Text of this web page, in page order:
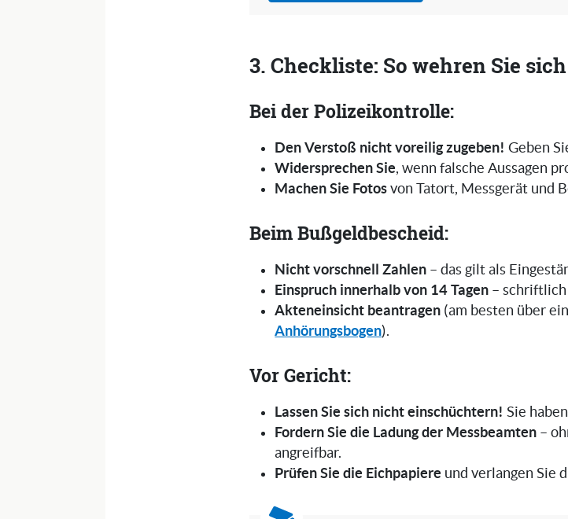
3. Checkliste: So wehren Sie
Bei der Polizeikontrolle:
Den Verstoß nicht voreilig zugeben! Geben
Widersprechen Sie, wenn falsche Aussagen
Machen Sie Fotos von Tatort, Messgerät und
Beim Bußgeldbescheid:
Nicht vorschnell Zahlen – das gilt als
Einspruch innerhalb von 14 Tagen – schriftlich
Akteneinsicht beantragen (am besten über
Anhörungsbogen).
Vor Gericht:
Lassen Sie sich nicht einschüchtern! Sie
Fordern Sie die Ladung der Messbeamten –
angreifbar.
Prüfen Sie die Eichpapiere und verlangen Sie